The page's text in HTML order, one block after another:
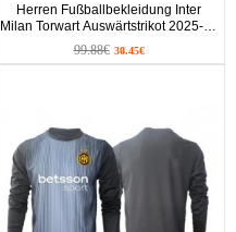
Herren Fußballbekleidung Inter
Milan Torwart Auswärtstrikot 2025-26
Kurzarm
99.88€ 30.45€